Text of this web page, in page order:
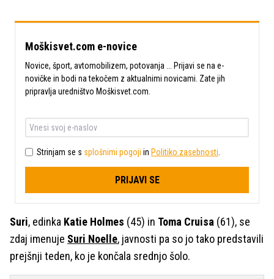
Moškisvet.com e-novice
Novice, šport, avtomobilizem, potovanja ... Prijavi se na e-
novičke in bodi na tekočem z aktualnimi novicami. Zate jih
pripravlja uredništvo Moškisvet.com.
Strinjam se s splošnimi pogoji in Politiko zasebnosti
PRIJAVI SE
Suri, edinka Katie Holmes (45) in Toma Cruisa (61), se
zdaj imenuje Suri Noelle, javnosti pa so jo tako predstavili
prejšnji teden, ko je končala srednjo šolo.